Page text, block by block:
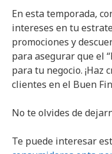
En esta temporada,
intereses en tu
promociones y
para asegurar que el
para tu negocio. ¡Haz
clientes en el Buen
No te olvides de
Te puede interesar